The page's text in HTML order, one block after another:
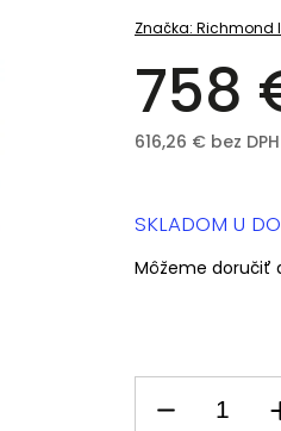
Značka: Richmond
758
616,26 € bez DPH
SKLADOM U
Môžeme doručiť